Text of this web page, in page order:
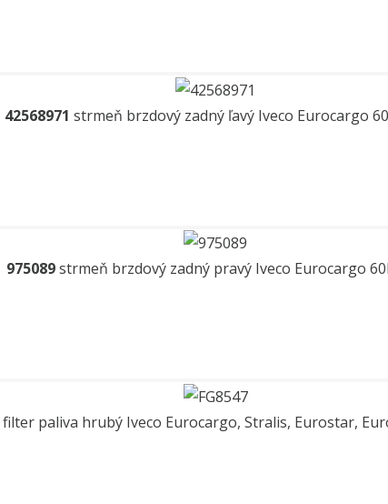
42568971 strmeň brzdový zadný ľavý Iveco Eurocargo
975089strmeň brzdový zadný pravý Iveco Eurocargo
filter paliva hrubý Iveco Eurocargo, Stralis, Eurostar,